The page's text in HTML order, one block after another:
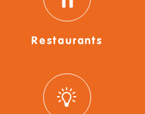
Restaurants